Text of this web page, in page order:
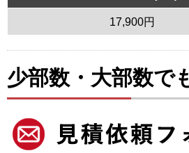
17,900円
少部数・大部数で